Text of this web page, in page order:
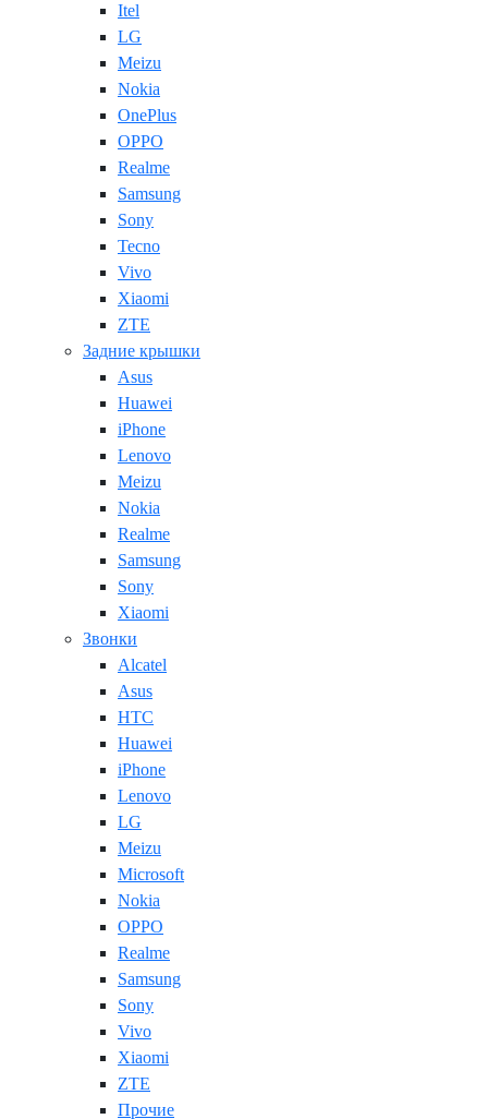
Itel
LG
Meizu
Nokia
OnePlus
OPPO
Realme
Samsung
Sony
Tecno
Vivo
Xiaomi
ZTE
Задние крышки
Asus
Huawei
iPhone
Lenovo
Meizu
Nokia
Realme
Samsung
Sony
Xiaomi
Звонки
Alcatel
Asus
HTC
Huawei
iPhone
Lenovo
LG
Meizu
Microsoft
Nokia
OPPO
Realme
Samsung
Sony
Vivo
Xiaomi
ZTE
Прочие